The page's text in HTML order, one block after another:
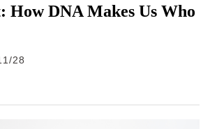
DNA Makes Us Who
28